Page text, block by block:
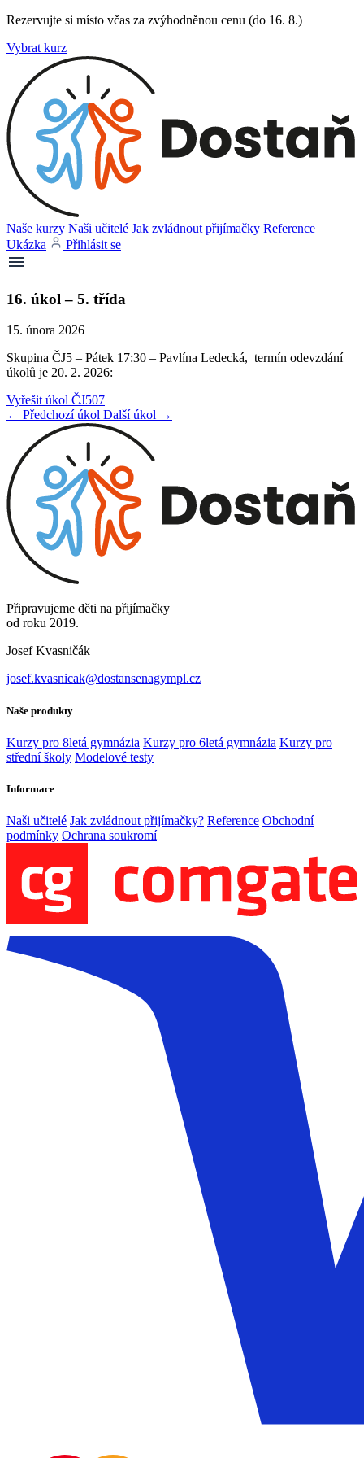
Rezervujte si místo včas za zvýhodněnou cenu (do 16. 8.)
Vybrat kurz
Naše kurzy Naši učitelé Jak zvládnout přijímačky Reference
Ukázka
Přihlásit se
16. úkol – 5. třída
15. února 2026
Skupina ČJ5 – Pátek 17:30 – Pavlína Ledecká, termín odevzdání
úkolů je 20. 2. 2026:
Vyřešit úkol ČJ507
← Předchozí úkol Další úkol →
Připravujeme děti na přijímačky
od roku 2019.
Josef Kvasničák
josef.kvasnicak@dostansenagympl.cz
Naše produkty
Kurzy pro 8letá gymnázia Kurzy pro 6letá gymnázia Kurzy pro
střední školy Modelové testy
Informace
Naši učitelé Jak zvládnout přijímačky? Reference Obchodní
podmínky Ochrana soukromí